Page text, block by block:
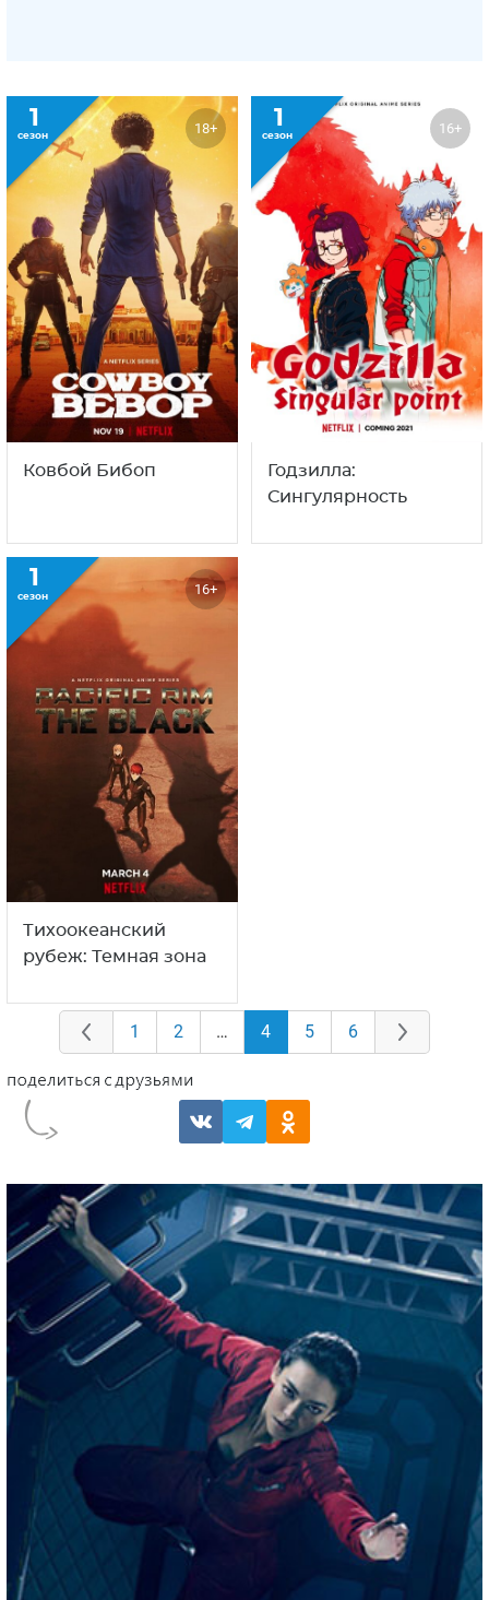
1
сезон 18+
Ковбой Бибоп
1
сезон 16+
Годзилла:
Сингулярность
1
сезон 16+
Тихоокеанский
рубеж: Темная зона
1 2 … 4 5 6